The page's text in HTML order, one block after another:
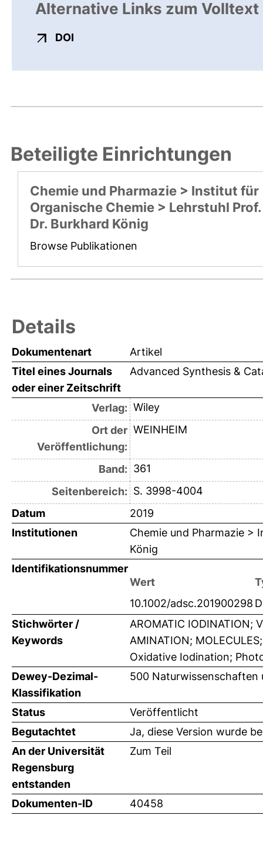
Alternative Links zum Volltext
DOI
Beteiligte Einrichtungen
Chemie und Pharmazie > Institut für
Organische Chemie > Lehrstuhl Prof.
Dr. Burkhard König
Browse Publikationen
Details
Dokumentenart
Artikel
Titel eines Journals
oder einer Zeitschrift
Advanced Synthesis &
Verlag: Wiley
Ort der
Veröffentlichung:
WEINHEIM
Band: 361
Seitenbereich: S. 3998-4004
Datum
2019
Institutionen
Chemie und Pharmazie >
König
Identifikationsnummer
Wert
10.1002/adsc.201900298
Stichwörter /
Keywords
AROMATIC IODINATION;
AMINATION;
Oxidative Iodination;
Dewey-Dezimal-
Klassifikation
500 Naturwissenschaften
Status
Veröffentlicht
Begutachtet
Ja, diese Version wurde
An der Universität
Regensburg
entstanden
Zum Teil
Dokumenten-ID 40458